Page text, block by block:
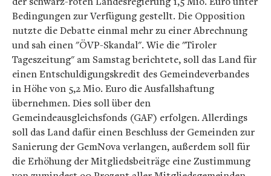
Bedingungen zur Verfügung gestellt. Die Opposition
nutzte die Debatte einmal mehr zu einer Abrechnung
und sah einen "ÖVP-Skandal". Wie die "Tiroler
Tageszeitung" am Samstag berichtete, soll das Land für
einen Entschuldigungskredit des Gemeindeverbandes
in Höhe von 5,2 Mio. Euro die Ausfallshaftung
übernehmen. Dies soll über den
Gemeindeausgleichsfonds (GAF) erfolgen. Allerdings
soll das Land dafür einen Beschluss der Gemeinden zur
Sanierung der GemNova verlangen, außerdem soll für
die Erhöhung der Mitgliedsbeiträge eine Zustimmung